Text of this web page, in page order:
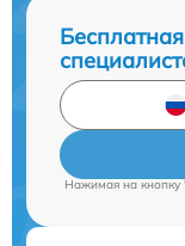
Нажимая на кнопку